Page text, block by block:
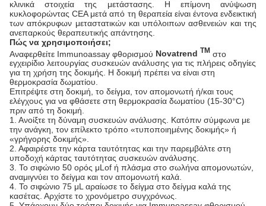
κλινικά στοιχεία της μετάστασης. Η επίμονη ανύψωση
κυκλοφορώντας CEA μετά από τη θεραπεία είναι έντονα ενδεικτική
των απόκρυφων μεταστατικών και υπόλοιπων ασθενειών και της
ανεπαρκούς θεραπευτικής απάντησης.
Πώς να χρησιμοποιήσει;
Αναφερθείτε Immunoassay φθορισμού Novatrend TM στο
εγχειρίδιο λειτουργίας συσκευών ανάλυσης για τις πλήρεις οδηγίες
για τη χρήση της δοκιμής. Η δοκιμή πρέπει να είναι στη
θερμοκρασία δωματίου.
Επιτρέψτε στη δοκιμή, το δείγμα, τον απομονωτή ή/και τους
ελέγχους για να φθάσετε στη θερμοκρασία δωματίου (15-30°C)
πριν από τη δοκιμή.
1. Ανοίξτε τη δύναμη συσκευών ανάλυσης. Κατόπιν σύμφωνα με
την ανάγκη, τον επίλεκτο τρόπο «τυποποιημένης δοκιμής» ή
«γρήγορης δοκιμής».
2. Αφαιρέστε την κάρτα ταυτότητας και την παρεμβάλτε στη
υποδοχή κάρτας ταυτότητας συσκευών ανάλυσης.
3. Το σιφώνιο 50 ορός μLof ή πλάσμα στο σωλήνα απομονωτών,
αναμιγνύει το δείγμα και τον απομονωτή καλά.
4. Το σιφώνιο 75 μL αραίωσε το δείγμα στο δείγμα καλά της
κασέτας. Αρχίστε το χρονόμετρο συγχρόνως.